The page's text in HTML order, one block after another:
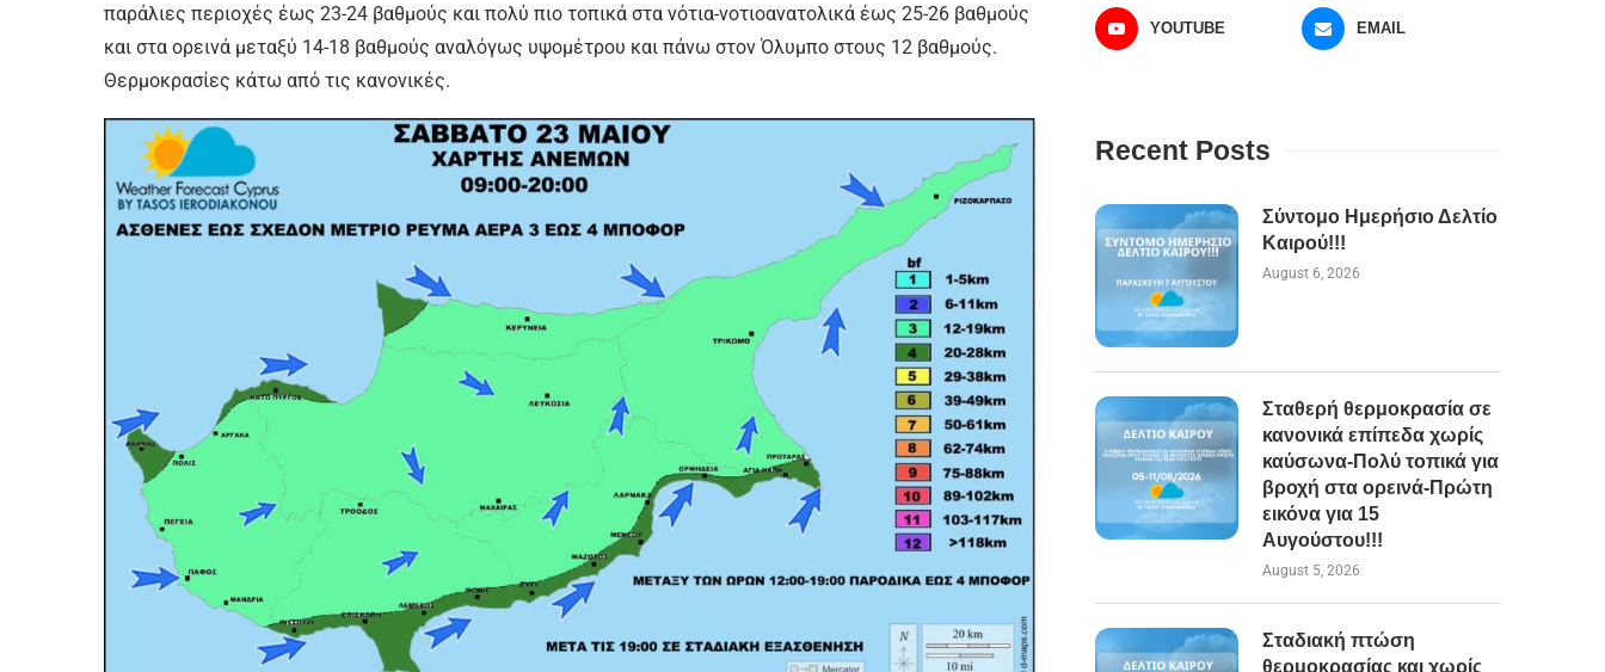
παράλιες περιοχές έως 23-24 βαθμούς και πολύ πιο τοπικά στα νότια-νοτιοανατολικά έως 25-26 βαθμούς
και στα ορεινά μεταξύ 14-18 βαθμούς αναλόγως υψομέτρου και πάνω στον Όλυμπο στους 12 βαθμούς.
Θερμοκρασίες κάτω από τις κανονικές.
YOUTUBE EMAIL
Recent Posts
Σύντομο Ημερήσιο Δελτίο
Καιρού!!!
August 6, 2026
Σταθερή θερμοκρασία σε
κανονικά επίπεδα χωρίς
καύσωνα-Πολύ τοπικά για
βροχή στα ορεινά-Πρώτη
εικόνα για 15
Αυγούστου!!!
August 5, 2026
Σταδιακή πτώση
θερμοκρασίας και χωρίς